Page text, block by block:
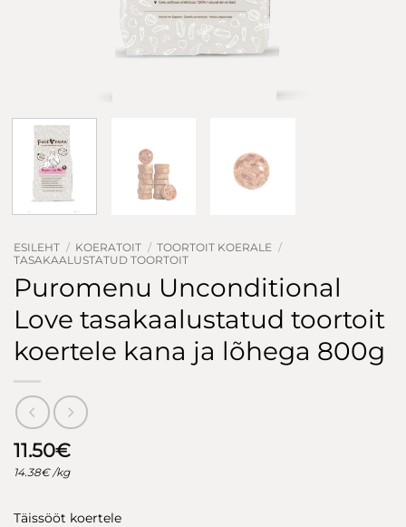
ESILEHT / KOERATOIT / TOORTOIT KOERALE /
TASAKAALUSTATUD TOORTOIT
Puromenu Unconditional
Love tasakaalustatud toortoit
koertele kana ja lõhega 800g
11.50€
14.38€ /kg
Täissööt koertele